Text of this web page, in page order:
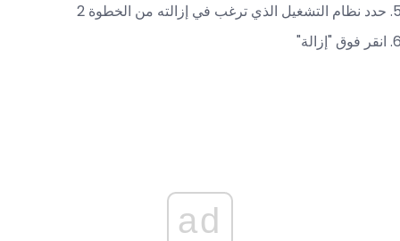
حدد نظام التشغيل الذي ترغب في إزالته من الخطوة 2
انقر فوق "إزالة"
ad